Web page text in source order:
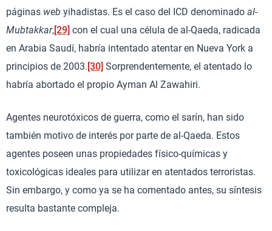
páginas web yihadistas. Es el caso del ICD denominado al-
Mubtakkar,[29] con el cual una célula de al-Qaeda, radicada
en Arabia Saudí, habría intentado atentar en Nueva York a
principios de 2003. [30] Sorprendentemente, el atentado lo
habría abortado el propio Ayman Al Zawahiri.
Agentes neurotóxicos de guerra, como el sarín, han sido
también motivo de interés por parte de al-Qaeda. Estos
agentes poseen unas propiedades físico-químicas y
toxicológicas ideales para utilizar en atentados terroristas.
Sin embargo, y como ya se ha comentado antes, su síntesis
resulta bastante compleja.